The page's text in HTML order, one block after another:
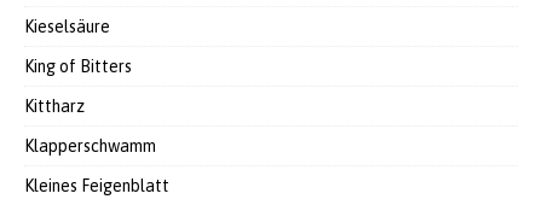
Kieselsäure
King of Bitters
Kittharz
Klapperschwamm
Kleines Feigenblatt